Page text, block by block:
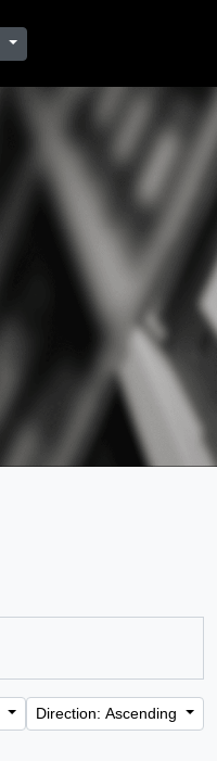
Direction: Ascending